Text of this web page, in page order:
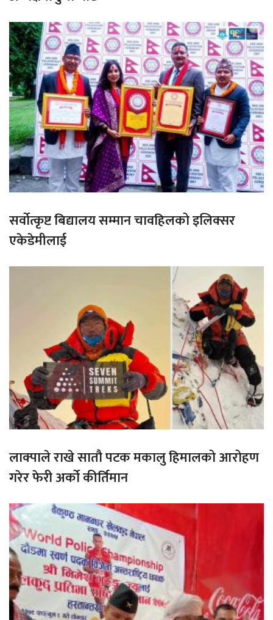
सर्वोत्कृष्ट बिद्यालय सम्मान चावहिलको इलिक्सर
एकेडेमीलाई
लाक्पाले राखे सातौ पटक मकालु हिमालको आरोहण
गरेर फेरी अर्को कीर्तिमान